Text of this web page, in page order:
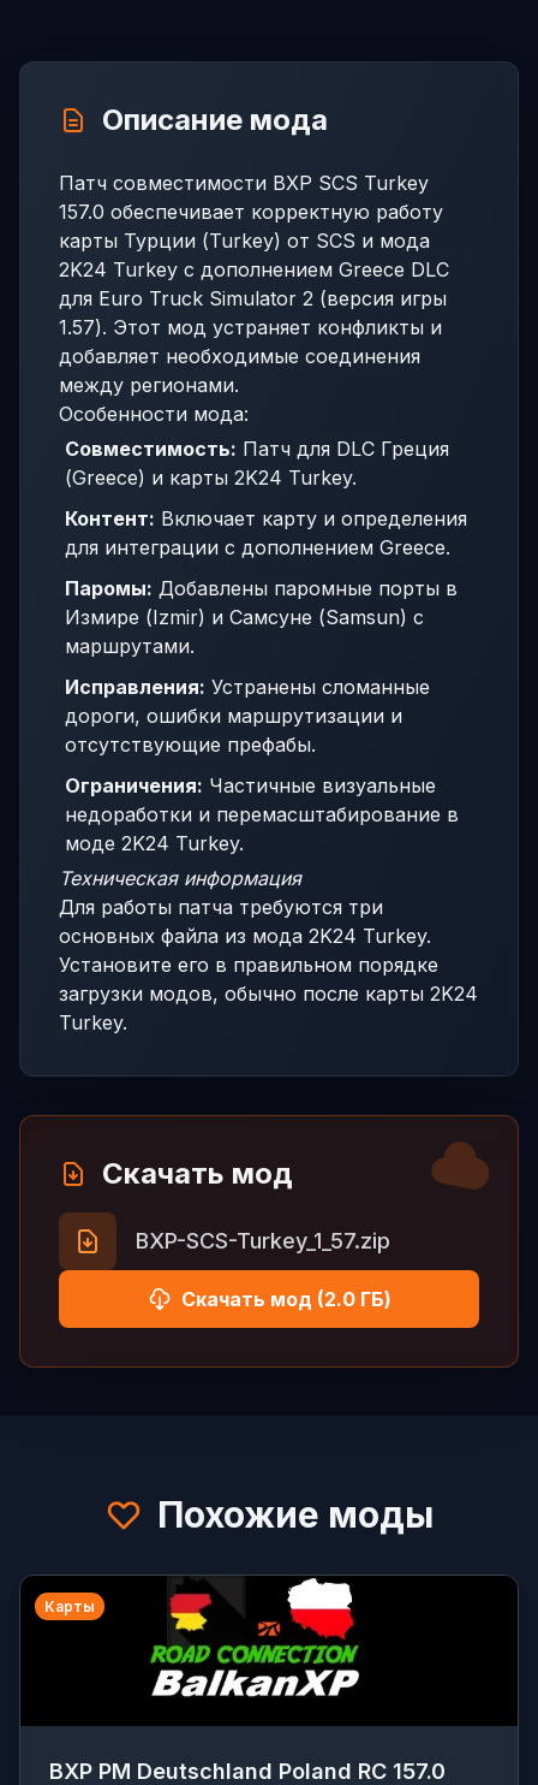
Описание мода
Патч совместимости BXP SCS Turkey
157.0 обеспечивает корректную работу
карты Турции (Turkey) от SCS и мода
2K24 Turkey с дополнением Greece DLC
для Euro Truck Simulator 2 (версия игры
1.57). Этот мод устраняет конфликты и
добавляет необходимые соединения
между регионами.
Особенности мода:
Совместимость: Патч для DLC Греция
(Greece) и карты 2K24 Turkey.
Контент: Включает карту и определения
для интеграции с дополнением Greece.
Паромы: Добавлены паромные порты в
Измире (Izmir) и Самсуне (Samsun) с
маршрутами.
Исправления: Устранены сломанные
дороги, ошибки маршрутизации и
отсутствующие префабы.
Ограничения: Частичные визуальные
недоработки и перемасштабирование в
моде 2K24 Turkey.
Техническая информация
Для работы патча требуются три
основных файла из мода 2K24 Turkey.
Установите его в правильном порядке
загрузки модов, обычно после карты 2K24
Turkey.
Скачать мод
BXP-SCS-Turkey_1_57.zip
Скачать мод (2.0 ГБ)
Похожие моды
Карты
BXP PM Deutschland Poland RC 157.0